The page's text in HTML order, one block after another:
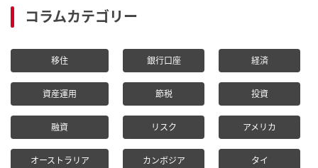
r
c
h
f
o
r:
コラムカテゴリー
移住 銀行口座 経済
資産運用 節税 投資
融資 リスク アメリカ
オーストラリア カンボジア タイ